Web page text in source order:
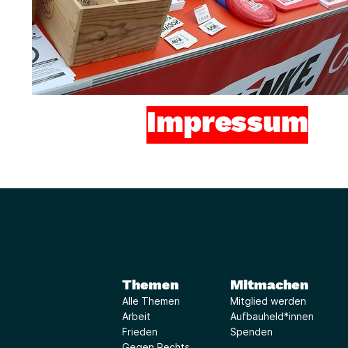
Impressum
Themen
Alle Themen
Arbeit
Frieden
Mitmachen
Mitglied werden
Aufbauheld*innen
Spenden